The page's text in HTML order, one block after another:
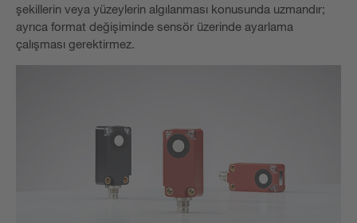
şekillerin veya yüzeylerin algılanması konusunda uzmandır;
ayrıca format değişiminde sensör üzerinde ayarlama
çalışması gerektirmez.